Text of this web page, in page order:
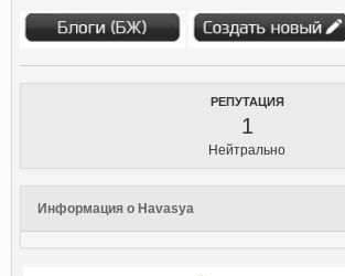
РЕПУТАЦИЯ
1
Нейтрально
Информация о Havasya